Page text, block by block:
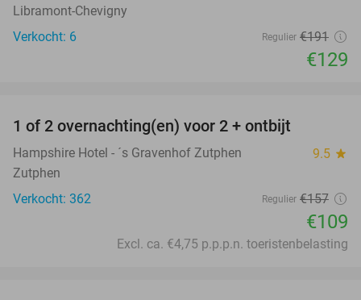
Libramont-Chevigny
Verkocht: 6
Regulier €191
€129
1 of 2 overnachting(en) voor 2 + ontbijt
Hampshire Hotel - ´s Gravenhof Zutphen 9.5 star
Zutphen
Verkocht: 362
Regulier €157
€109
Excl. ca. €4,75 p.p.p.n. toeristenbelasting